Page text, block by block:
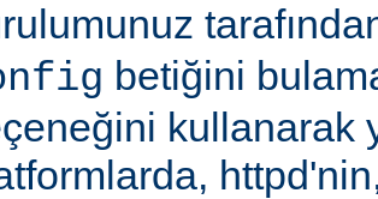
betiğini
kullanarak